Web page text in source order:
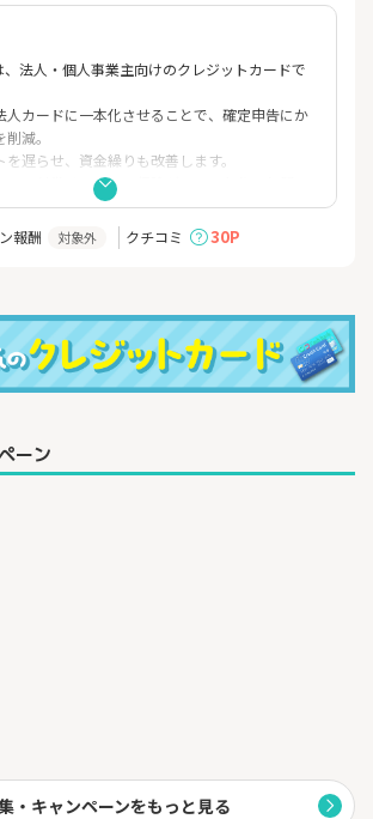
法人・個人事業主向けのクレジットカードで
人カードに一本化させることで、確定申告にか
減。
遅らせ、資金繰りも改善します。
付帯サービス、保険がついており、年間10
利用で翌年度も年会費無料！
報酬
対象外 クチコミ 30P
ーン
・キャンペーンをもっと見る